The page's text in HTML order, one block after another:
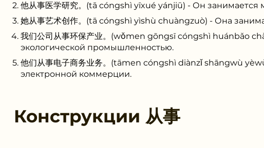
他从事医学研究。(tā cóngshì yīxué yánjiū) - Он
她从事艺术创作。(tā cóngshì yìshù chuàngzuò) - Она
我们公司从事环保产业。(wǒmen gōngsī cóngshì huánbǎo
экологической промышленностью.
他们从事电子商务业务。(tāmen cóngshì diànzǐ shāngwù
электронной коммерции.
Конструкции 从事